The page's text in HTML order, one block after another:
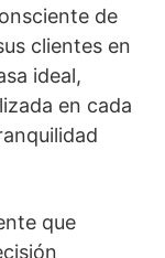
de
clientes en
ideal,
en cada
que